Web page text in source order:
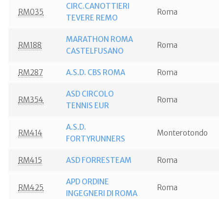
RM035
CIRC.CANOTTIERI
TEVERE REMO
Roma
RM188
MARATHON ROMA
CASTELFUSANO
Roma
RM287 A.S.D. CBS ROMA Roma
RM354
ASD CIRCOLO
TENNIS EUR
Roma
RM414
A.S.D.
FORTYRUNNERS
Monterotondo
RM415 ASD FORRESTEAM Roma
RM425
APD ORDINE
INGEGNERI DI ROMA
Roma